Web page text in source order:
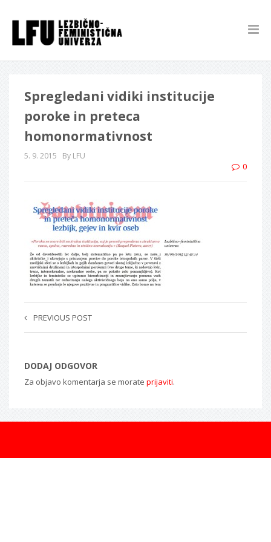
Spregledani vidiki institucije
poroke in preteca
homonormativnost
5. 9. 2015 By LFU
0
PREVIOUS POST
DODAJ ODGOVOR
Za objavo komentarja se morate prijaviti.